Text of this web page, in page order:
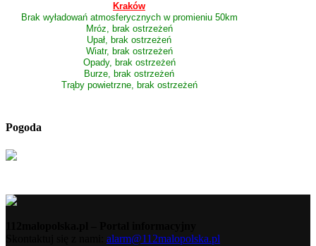
Kraków
Brak wyładowań atmosferycznych w promieniu 50km
Mróz, brak ostrzeżeń
Upał, brak ostrzeżeń
Wiatr, brak ostrzeżeń
Opady, brak ostrzeżeń
Burze, brak ostrzeżeń
Trąby powietrzne, brak ostrzeżeń
Pogoda
alarm@112malopolska.pl